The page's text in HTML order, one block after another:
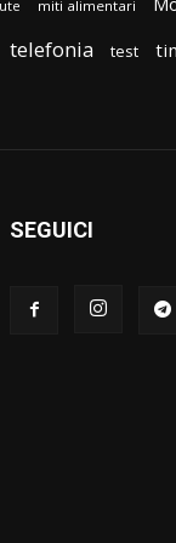
miti alimentari
telefonia test
SEGUICI